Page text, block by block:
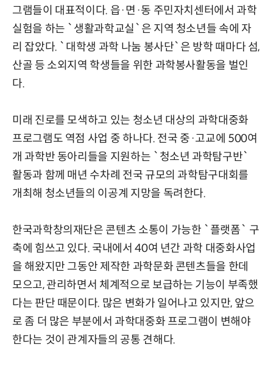
그램들이 대표적이다. 읍·면·동 주민자치센터에서 과학
실험을 하는 `생활과학교실`은 지역 청소년들 속에 자
리 잡았다. `대학생 과학 나눔 봉사단`은 방학 때마다 섬,
산골 등 소외지역 학생들을 위한 과학봉사활동을 벌인
다.
미래 진로를 모색하고 있는 청소년 대상의 과학대중화
프로그램도 역점 사업 중 하나다. 전국 중·고교에 500여
개 과학반 동아리들을 지원하는 `청소년 과학탐구반`
활동과 함께 매년 수차례 전국 규모의 과학탐구대회를
개최해 청소년들의 이공계 지망을 독려한다.
한국과학창의재단은 콘텐츠 소통이 가능한 `플랫폼` 구
축에 힘쓰고 있다. 국내에서 40여 년간 과학 대중화사업
을 해왔지만 그동안 제작한 과학문화 콘텐츠들을 한데
모으고, 관리하면서 체계적으로 보급하는 기능이 부족했
다는 판단 때문이다. 많은 변화가 일어나고 있지만, 앞으
로 좀 더 많은 부분에서 과학대중화 프로그램이 변해야
한다는 것이 관계자들의 공통 견해다.